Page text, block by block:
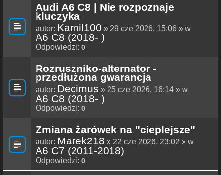
Audi A6 C8 | Nie rozpoznaje
kluczyka
autor: Kamil100 » 29 cze 2026, 15:06 » w
A6 C8 (2018- )
Odpowiedzi: 0
Rozruszniko-alternator -
przedłużona gwarancja
autor: Decimus » 25 cze 2026, 16:14 » w
A6 C8 (2018- )
Odpowiedzi: 0
Zmiana żarówek na "cieplejsze"
autor: Marek218 » 22 cze 2026, 23:02 » w
A6 C7 (2011-2018)
Odpowiedzi: 0